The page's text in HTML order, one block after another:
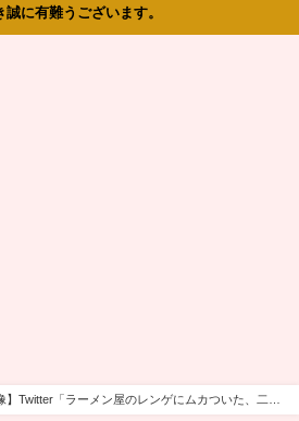
誠に有難うございます。
】Twitter「ラーメン屋のレンゲにムカついた、二度